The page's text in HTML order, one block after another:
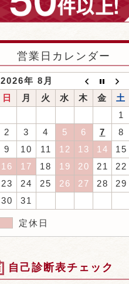
営業日カレンダー
2026年 8月
日
月 火 水 木 金
土
1
2
3 4 5 6 7
8
9
10 11 12 13 14
15
16
17 18 19 20 21
22
23
24 25 26 27 28
29
30
31
定休日
自己診断表チェック